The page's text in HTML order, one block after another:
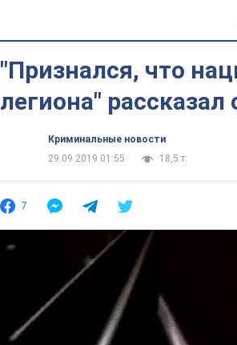
"Признался, что
легиона"
Криминальные новости
29.09.2019 01:55
18,5 т.
7